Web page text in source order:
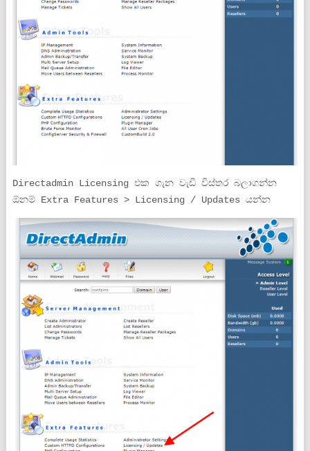
Directadmin Licensing එක ගැන වැඩි විස්තර බලාගන්න
ඕනම් Extra Features > Licensing / Updates යන්න